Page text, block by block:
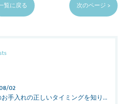
覧に戻る 次のページ >
02
入れ歯のお手入れの正しいタイミングを知りたい